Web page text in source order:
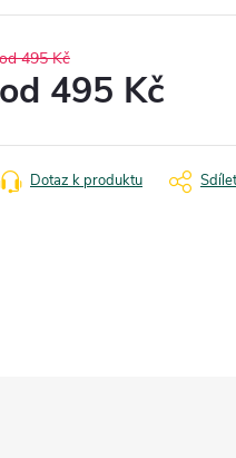
od 495 Kč
od 495 Kč
cena:
Dotaz k produktu Sdílet